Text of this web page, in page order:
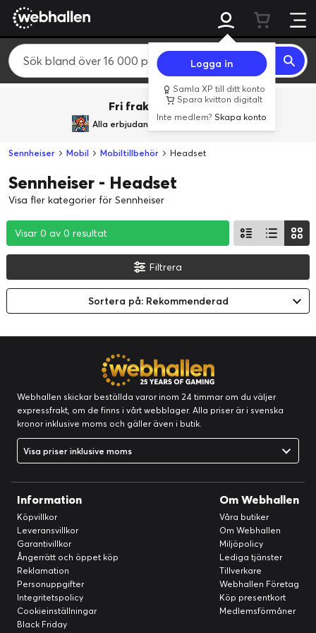
Logga in
Samla XP till ditt konto
Spara kvitton digitalt
Inte medlem?Skapa konto
Fri frakt över 800 kr.
Alla erbjudanden frånBACK TO REALITY
Sennheiser Mobil Mobiltillbehör Headset
Sennheiser - Headset
Visa fler kategorier för Sennheiser
Visar 0 av 0 resultat
Visar 0 av 0 resultat
Visar 0 av 0 resultat
Filtrera
Sortera på: Rekommenderad
Webhallen skickar beställda varor inom 24 timmar om du väljer
expressfrakt, om de finns i vårt webblager. Alla priser är i svenska
kronor inklusive moms och gäller även i butik.
Visa priser inklusive moms
Information
Köpvillkor
Leveransvillkor
Garantivillkor
Ångerrätt och öppet köp
Reklamation
Personuppgifter
Integritetspolicy
Cookieinställningar
Black Friday
Om Webhallen
Våra butiker
Om Webhallen
Miljöpolicy
Lediga tjänster
Tillverkare
Webhallen Företag
Köp presentkort
Medlemsförmåner